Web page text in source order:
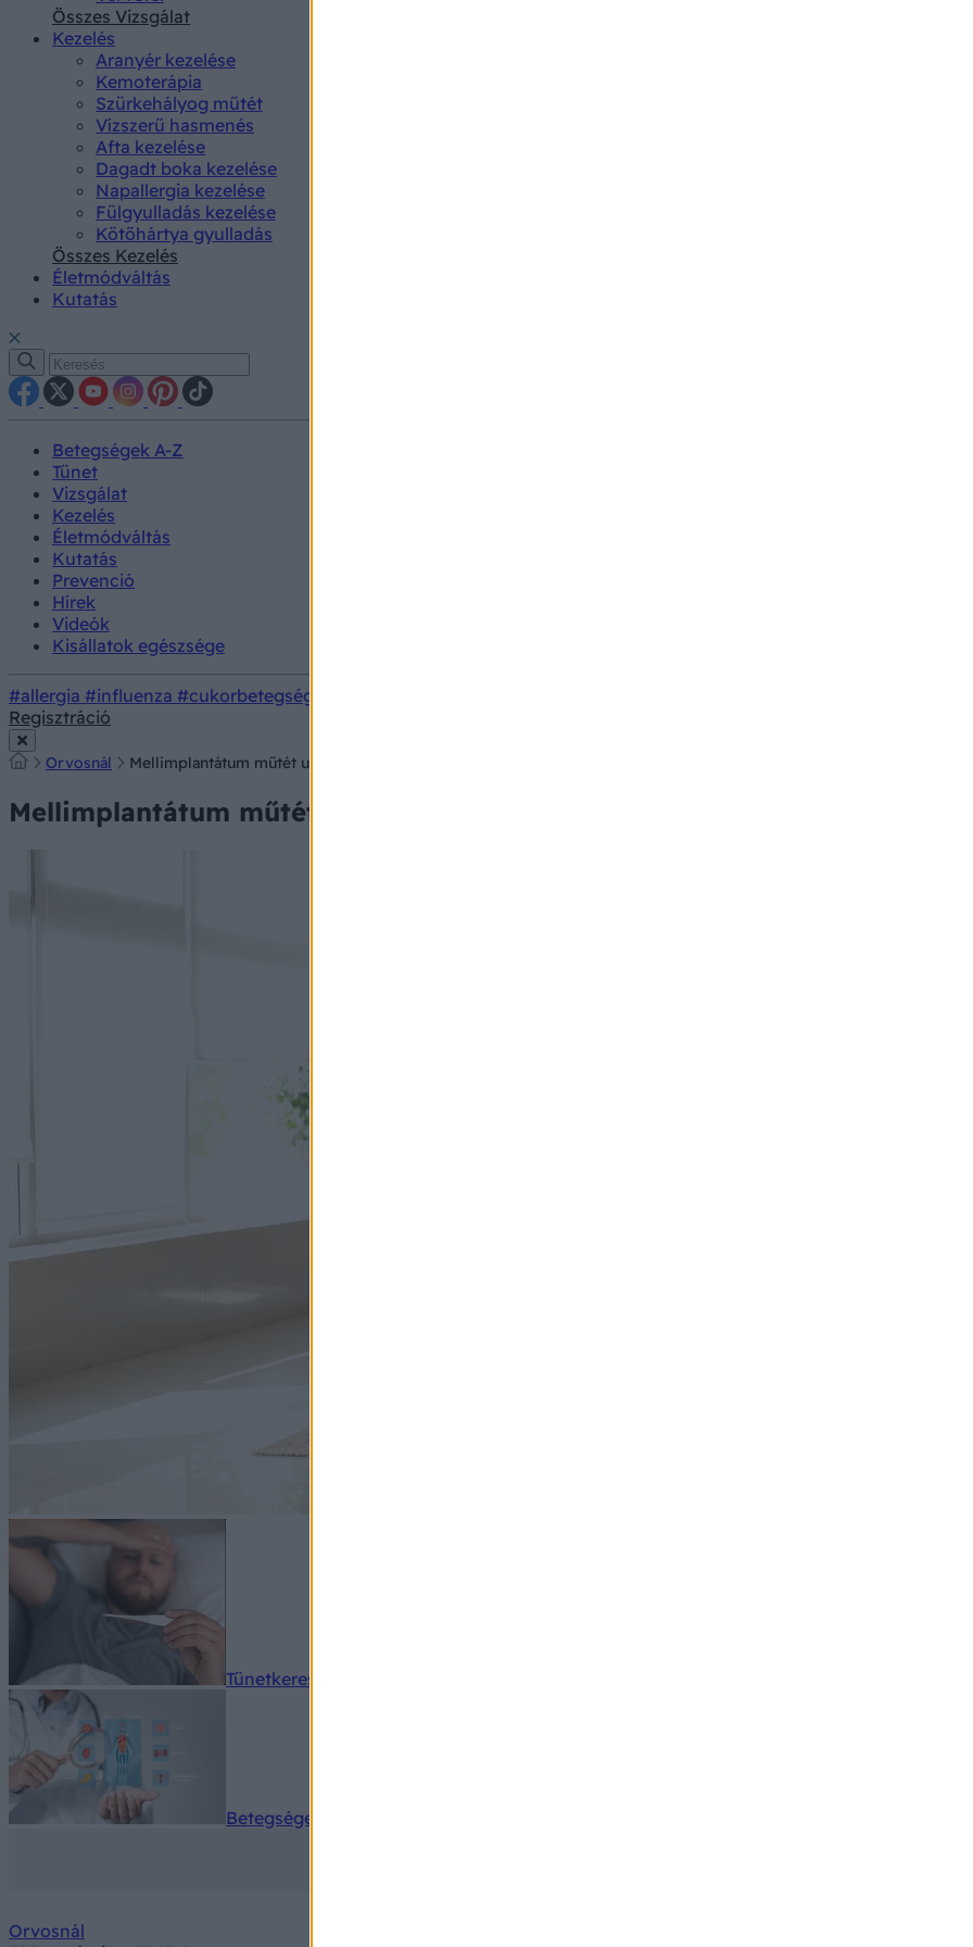
Összes Vizsgálat
Kezelés
Aranyér kezelése
Kemoterápia
Szürkehályog műtét
Vízszerű hasmenés
Afta kezelése
Dagadt boka kezelése
Napallergia kezelése
Fülgyulladás kezelése
Kötőhártya gyulladás
Összes Kezelés
Életmódváltás
Kutatás
Betegségek A-Z
Tünet
Vizsgálat
Kezelés
Életmódváltás
Kutatás
Prevenció
Hírek
Videók
Kisállatok egészsége
#allergia #influenza #cukorbetegség
Regisztráció
Orvosnál Mellimplantátum műtét után ne nyomkodja, ne piszkálja eddig a pontig a heget
Mellimplantátum műtét után ne nyomkodja, ne piszkálja eddig a pontig a
Tünetkereső
Betegségek A-Z
Orvosnál